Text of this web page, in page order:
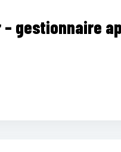
– gestionnaire